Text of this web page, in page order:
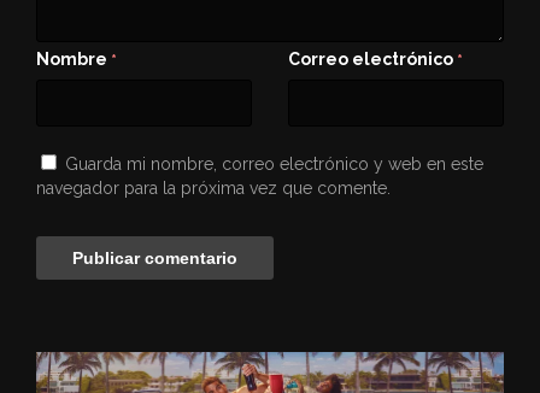
Nombre * Correo electrónico *
Guarda mi nombre, correo electrónico y web en este
navegador para la próxima vez que comente.